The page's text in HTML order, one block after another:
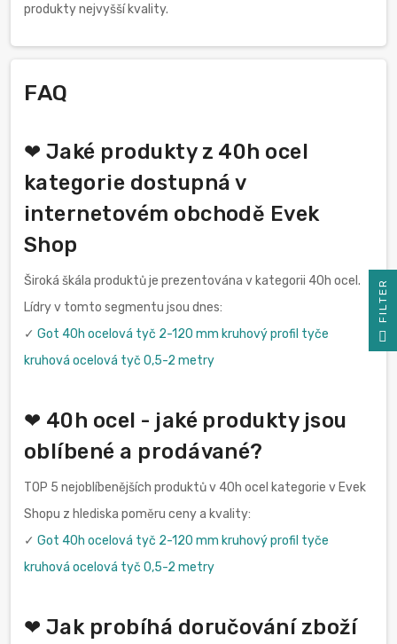
produkty nejvyšší kvality.
FAQ
❤ Jaké produkty z 40h ocel
kategorie dostupná v
internetovém obchodě Evek
Shop
Široká škála produktů je prezentována v kategorii 40h ocel.
Lídry v tomto segmentu jsou dnes:
✓ Got 40h ocelová tyč 2-120 mm kruhový profil tyče
kruhová ocelová tyč 0,5-2 metry
❤ 40h ocel - jaké produkty jsou
oblíbené a prodávané?
TOP 5 nejoblíbenějších produktů v 40h ocel kategorie v Evek
Shopu z hlediska poměru ceny a kvality:
✓ Got 40h ocelová tyč 2-120 mm kruhový profil tyče
kruhová ocelová tyč 0,5-2 metry
❤ Jak probíhá doručování zboží
R